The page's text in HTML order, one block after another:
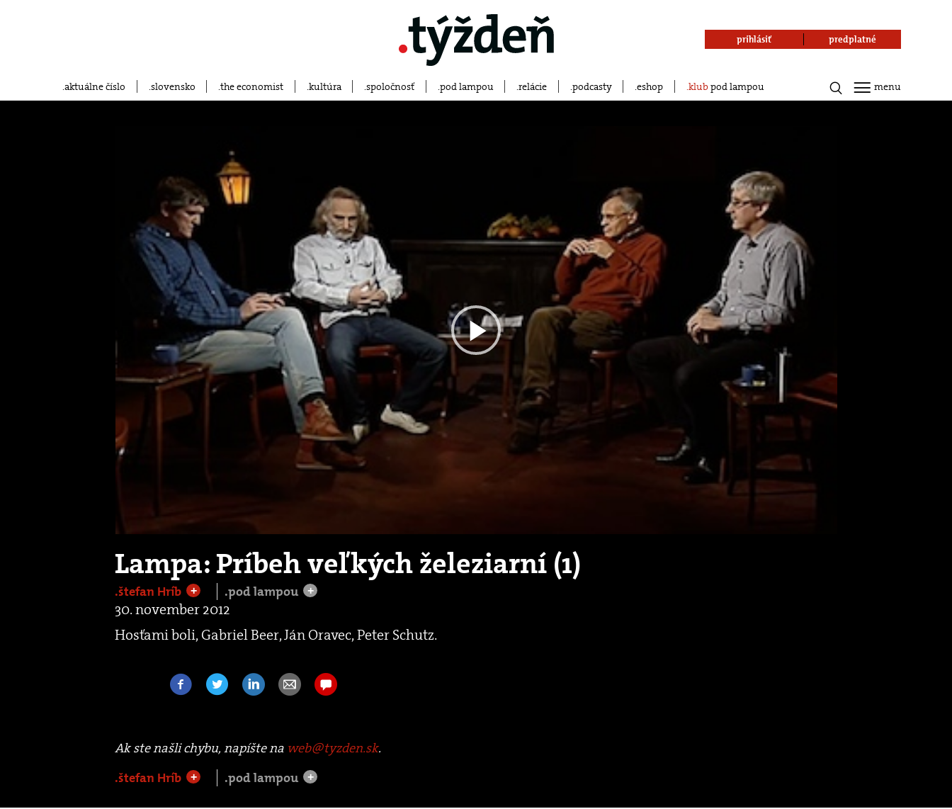
aktuálne číslo slovensko the economist kultúra spoločnosť pod lampou relácie podcasty eshop klubpod lampou
prihlásiť predplatné
menu
Play
Video
Lampa: Príbeh veľkých železiarní (1)
.štefan Hríb + .pod lampou +
30. november 2012
Hosťami boli, Gabriel Beer, Ján Oravec, Peter Schutz.
Ak ste našli chybu, napíšte na web@tyzden.sk.
.štefan Hríb
+ .pod lampou +